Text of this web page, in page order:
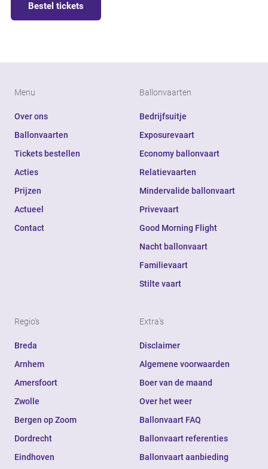
Bestel tickets
Menu
Over ons
Ballonvaarten
Tickets bestellen
Acties
Prijzen
Actueel
Contact
Ballonvaarten
Bedrijfsuitje
Exposurevaart
Economy ballonvaart
Relatievaarten
Mindervalide ballonvaart
Privevaart
Good Morning Flight
Nacht ballonvaart
Familievaart
Stilte vaart
Regio's
Breda
Arnhem
Amersfoort
Zwolle
Bergen op Zoom
Dordrecht
Eindhoven
Extra's
Disclaimer
Algemene voorwaarden
Boer van de maand
Over het weer
Ballonvaart FAQ
Ballonvaart referenties
Ballonvaart aanbieding